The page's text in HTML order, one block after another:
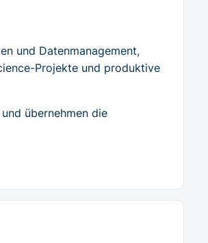
und Datenmanagement,
Projekte und produktive
übernehmen die